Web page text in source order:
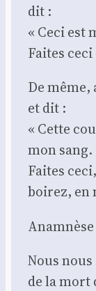
dit :
« Ceci est
Faites
De même,
et dit :
« Cette
mon sang.
Faites
boi­rez, en
Ana­mnèse
Nous
de la mort